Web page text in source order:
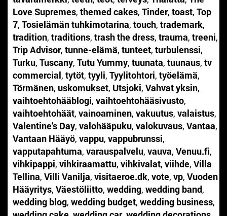
Love Supremes, themed cakes, Tinder, toast, Top
7, Tosielämän tuhkimotarina, touch, trademark,
tradition, traditions, trash the dress, trauma, treeni,
Trip Advisor, tunne-elämä, tunteet, turbulenssi,
Turku, Tuscany, Tutu Yummy, tuunata, tuunaus, tv
commercial, tytöt, tyyli, Tyylitohtori, työelämä,
Törmänen, uskomukset, Utsjoki, Vahvat yksin,
vaihtoehtohääblogi, vaihtoehtohääsivusto,
vaihtoehtohäät, vainoaminen, vakuutus, valaistus,
Valentine's Day, valohääpuku, valokuvaus, Vantaa,
Vantaan Hääyö, vappu, vappubrunssi,
vapputapahtuma, varauspalvelu, vauva, Venuu.fi,
vihkipappi, vihkiraamattu, vihkivalat, viihde, Villa
Tellina, Villi Vanilja, visitaeroe.dk, vote, vp, Vuoden
Hääyritys, Väestöliitto, wedding, wedding band,
wedding blog, wedding budget, wedding business,